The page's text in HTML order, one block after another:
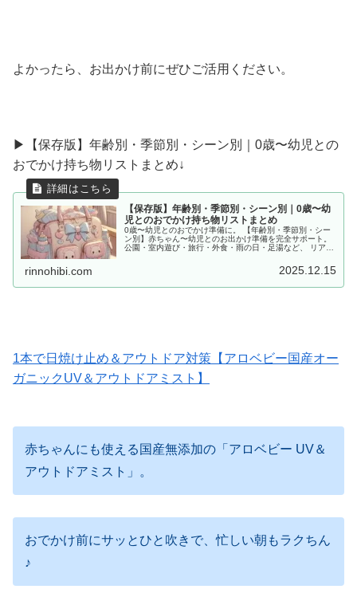
よかったら、お出かけ前にぜひご活用ください。
▶︎【保存版】年齢別・季節別・シーン別｜0歳〜幼児との
おでかけ持ち物リストまとめ↓
【保存版】年齢別・季節別・シーン別｜0歳〜幼
児とのおでかけ持ち物リストまとめ
0歳〜幼児とのおでかけ準備に。 【年齢別・季節別・シー
ン別】赤ちゃん〜幼児とのお出かけ準備を完全サポート。
公園・室内遊び・旅行・外食・雨の日・足湯など、 リアル
rinnohibi.com 2025.12.15
1本で日焼け止め＆アウトドア対策【アロベビー国産オー
ガニックUV＆アウトドアミスト】
赤ちゃんにも使える国産無添加の「アロベビー UV＆
アウトドアミスト」。
おでかけ前にサッとひと吹きで、忙しい朝もラクちん
♪